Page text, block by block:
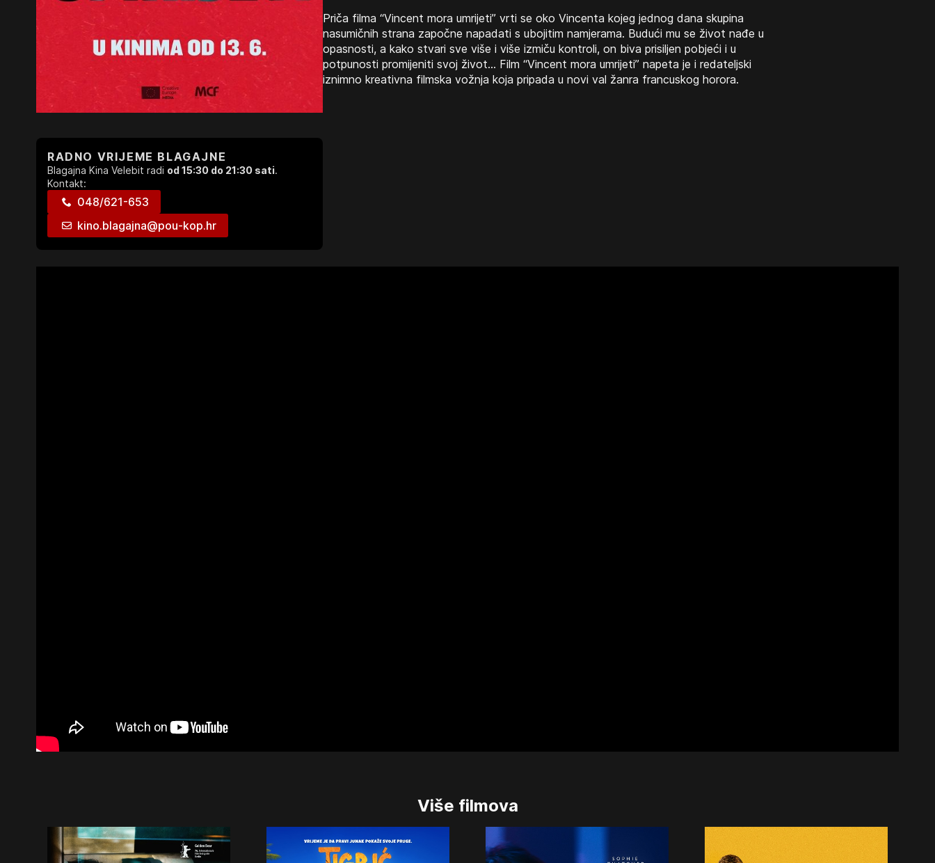
RADNO VRIJEME BLAGAJNE
Blagajna Kina Velebit radi od 15:30 do 21:30 sati.
Kontakt:
048/621-653
kino.blagajna@pou-kop.hr
Priča filma “Vincent mora umrijeti” vrti se oko Vincenta kojeg jednog dana skupina
nasumičnih strana započne napadati s ubojitim namjerama. Budući mu se život nađe u
opasnosti, a kako stvari sve više i više izmiču kontroli, on biva prisiljen pobjeći i u
potpunosti promijeniti svoj život… Film “Vincent mora umrijeti” napeta je i redateljski
iznimno kreativna filmska vožnja koja pripada u novi val žanra francuskog horora.
Više filmova